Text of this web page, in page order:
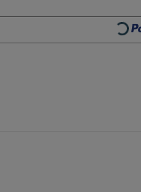
Loading...